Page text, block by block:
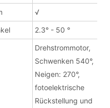
√
2.3° - 50 °
Drehstrommotor,
Schwenken 540°,
Neigen: 270°,
fotoelektrische
Rückstellung und